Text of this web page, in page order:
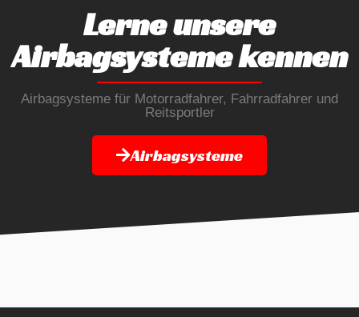
Lerne unsere
Airbagsysteme kennen
Airbagsysteme für Motorradfahrer, Fahrradfahrer und
Reitsportler
Airbagsysteme